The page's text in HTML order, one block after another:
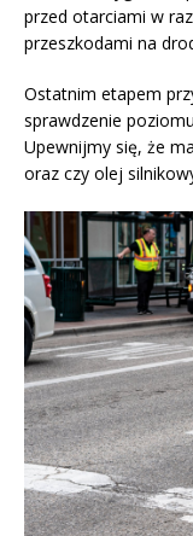
przed otarciami w
przeszkodami na
Ostatnim etapem
sprawdzenie
Upewnijmy się, że
oraz czy olej